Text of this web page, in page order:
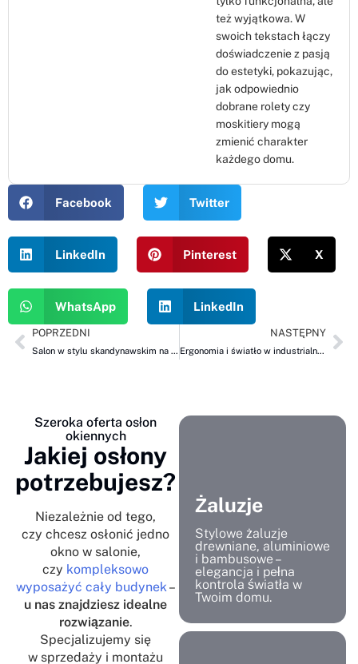
też wyjątkowa. W
swoich tekstach łączy
doświadczenie z pasją
do estetyki, pokazując,
jak odpowiednio
dobrane rolety czy
moskitiery mogą
zmienić charakter
każdego domu.
Facebook Twitter
LinkedIn Pinterest X
WhatsApp LinkedIn
POPRZEDNI
Salon w stylu skandynawskim na jesień – przytulność i światło, czyli rolety plisowane (plisy), shuttersy i żaluzje drewniane od ROLBEST
NASTĘPNY
Ergonomia i światło w industrialnej kuchni – żaluzje drewniane, shuttersy i żaluzje fasadowe ROLBEST na jesień
Szeroka oferta osłon
okiennych
Jakiej osłony
potrzebujesz?
Niezależnie od tego,
czy chcesz osłonić jedno
okno w salonie,
czy kompleksowo
wyposażyć cały budynek–
u nas znajdziesz idealne
rozwiązanie.
Specjalizujemy się
w sprzedaży i montażu
Żaluzje
Stylowe żaluzje
drewniane, aluminiowe
i bambusowe –
elegancja i pełna
kontrola światła w
Twoim domu.